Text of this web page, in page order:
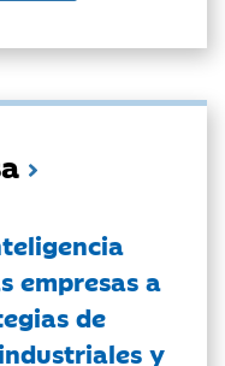
empresas a
de
y